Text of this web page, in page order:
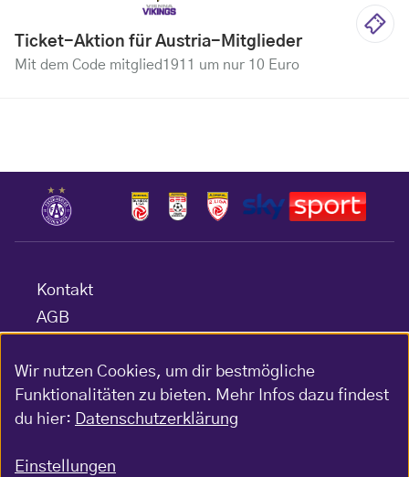
Ticket-Aktion für Austria-Mitglieder
Mit dem Code mitglied1911 um nur 10 Euro
Kontakt
AGB
Barrierefreiheitserklärung
Impressum
Gewinnspiel-Bedingungen
Wir nutzen Cookies, um dir bestmögliche
Funktionalitäten zu bieten. Mehr Infos dazu findest
du hier: Datenschutzerklärung
Einstellungen